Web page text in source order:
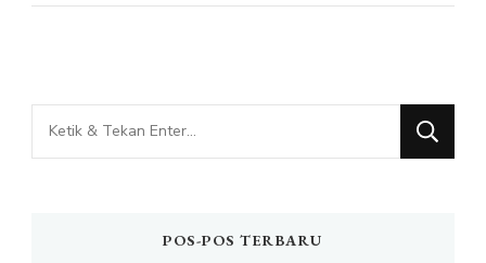
Mencari
Sesuatu?
POS-POS TERBARU